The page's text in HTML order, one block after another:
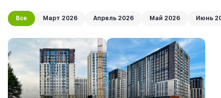
Все Март 2026 Апрель 2026 Май 2026 Июнь